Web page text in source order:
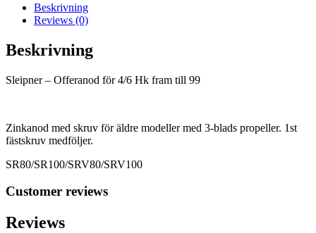
mängd
Beskrivning
Reviews (0)
Beskrivning
Sleipner – Offeranod för 4/6 Hk fram till 99
Zinkanod med skruv för äldre modeller med 3-blads propeller. 1st
fästskruv medföljer.
SR80/SR100/SRV80/SRV100
Customer reviews
Reviews